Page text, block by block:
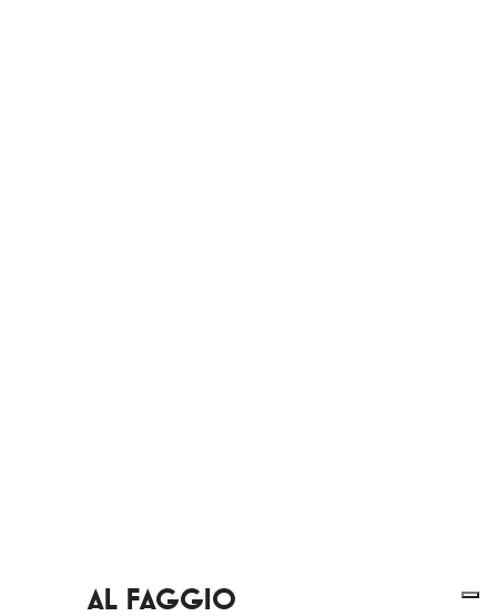
AL FAGGIO